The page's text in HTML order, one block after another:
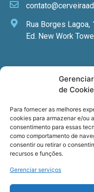
de
Para fornecer as melhores
cookies para armazenar e/ou
consentimento para essas
como comportamento de
consentir ou retirar o
recursos e funções.
Gerenciar serviços
Rua Borges Lagoa,
Ed. New Work
Newsletter
especializadas, cursos
Registre seu email.
Termos de usoe aPolítica de